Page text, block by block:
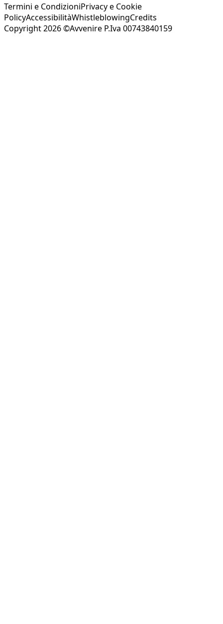
Termini e CondizioniPrivacy e Cookie
PolicyAccessibilitàWhistleblowingCredits
Copyright 2026 ©Avvenire P.Iva 00743840159